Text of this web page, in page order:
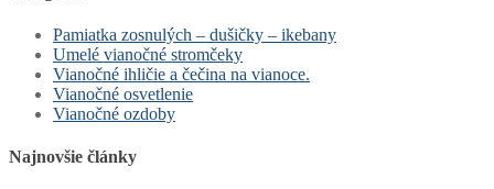
Pamiatka zosnulých – dušičky – ikebany
Umelé vianočné stromčeky
Vianočné ihličie a čečina na vianoce.
Vianočné osvetlenie
Vianočné ozdoby
Najnovšie články